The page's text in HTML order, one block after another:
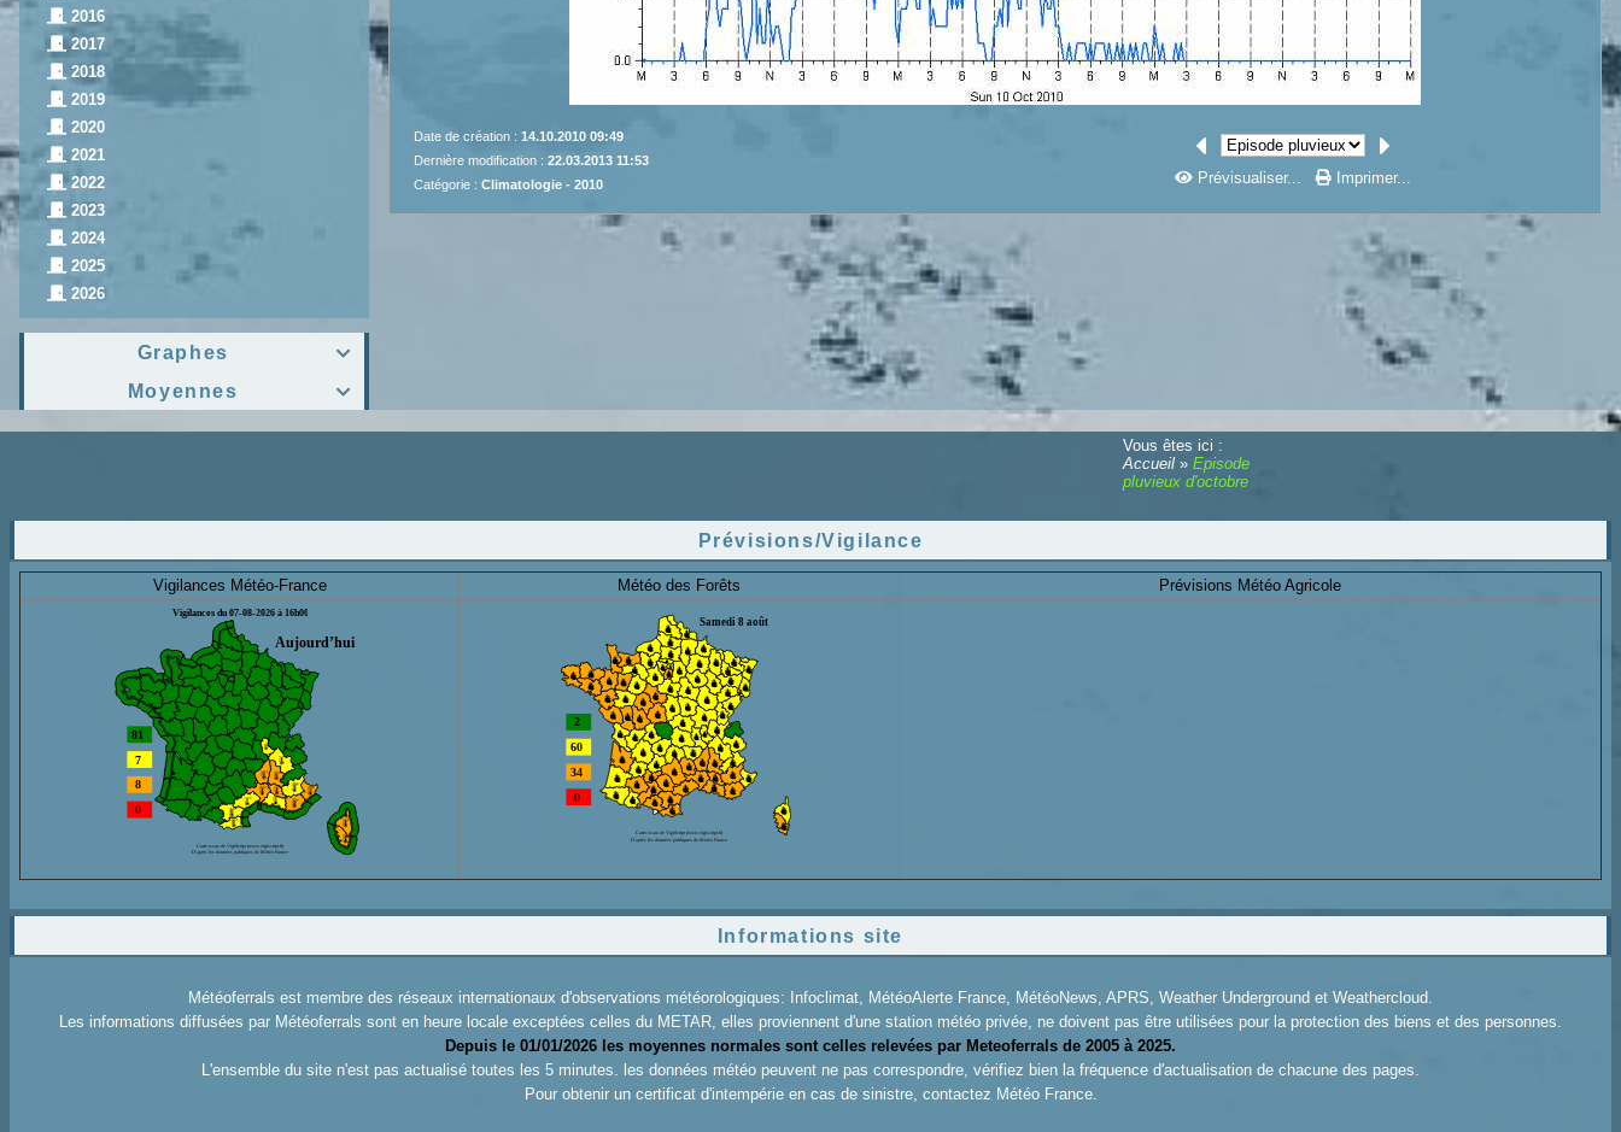
2016
2017
2018
2019
2020
2021
2022
2023
2024
2025
2026

Graphes

Moyennes
Date de création : 14.10.2010 09:49
Dernière modification : 22.03.2013 11:53
Catégorie : Climatologie - 2010 Prévisualiser... Imprimer...
Vous êtes ici :
Accueil»Episode
pluvieux d'octobre
Prévisions/Vigilance
Vigilances Météo-France Météo des Forêts Prévisions Météo Agricole
Informations site
Météoferrals est membre des réseaux internationaux d'observations météorologiques: Infoclimat, MétéoAlerte France, MétéoNews, APRS, Weather Underground et Weathercloud.
Les informations diffusées par Météoferrals sont en heure locale exceptées celles du METAR, elles proviennent d'une station météo privée, ne doivent pas être utilisées pour la protection des biens et des personnes.
Depuis le 01/01/2026 les moyennes normales sont celles relevées par Meteoferrals de 2005 à 2025.
L'ensemble du site n'est pas actualisé toutes les 5 minutes. les données météo peuvent ne pas correspondre, vérifiez bien la fréquence d'actualisation de chacune des pages.
Pour obtenir un certificat d'intempérie en cas de sinistre, contactez Météo France.